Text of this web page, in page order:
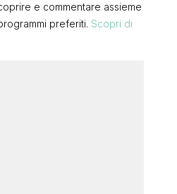
e commentare assieme
preferiti. Scopri di